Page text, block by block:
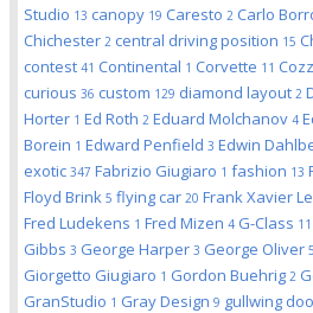
Studio 13 canopy 19 Caresto 2 Carlo
Chichester 2 central driving position 15
contest 41 Continental 1 Corvette 11
curious 36 custom 129 diamond layout 2
Horter 1 Ed Roth 2 Eduard Molchanov 4
Borein 1 Edward Penfield 3 Edwin
exotic 347 Fabrizio Giugiaro 1 fashion 13
Floyd Brink 5 flying car 20 Frank Xavier
Fred Ludekens 1 Fred Mizen 4 G-Class 11
Gibbs 3 George Harper 3 George Oliver 5
Giorgetto Giugiaro 1 Gordon Buehrig 2
GranStudio 1 Gray Design 9 gullwing